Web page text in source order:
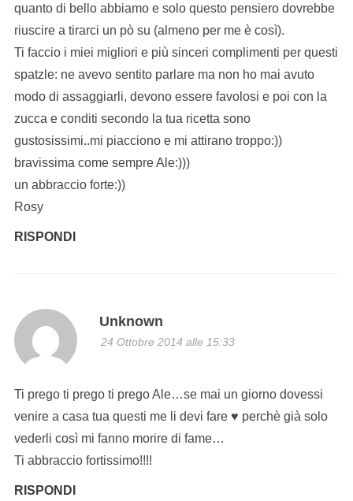
quanto di bello abbiamo e solo questo pensiero dovrebbe
riuscire a tirarci un pò su (almeno per me è così).
Ti faccio i miei migliori e più sinceri complimenti per questi
spatzle: ne avevo sentito parlare ma non ho mai avuto
modo di assaggiarli, devono essere favolosi e poi con la
zucca e conditi secondo la tua ricetta sono
gustosissimi..mi piacciono e mi attirano troppo:))
bravissima come sempre Ale:)))
un abbraccio forte:))
Rosy
RISPONDI
Unknown
24 Ottobre 2014 alle 15:33
Ti prego ti prego ti prego Ale…se mai un giorno dovessi
venire a casa tua questi me li devi fare ♥ perchè già solo
vederli così mi fanno morire di fame…
Ti abbraccio fortissimo!!!!
RISPONDI